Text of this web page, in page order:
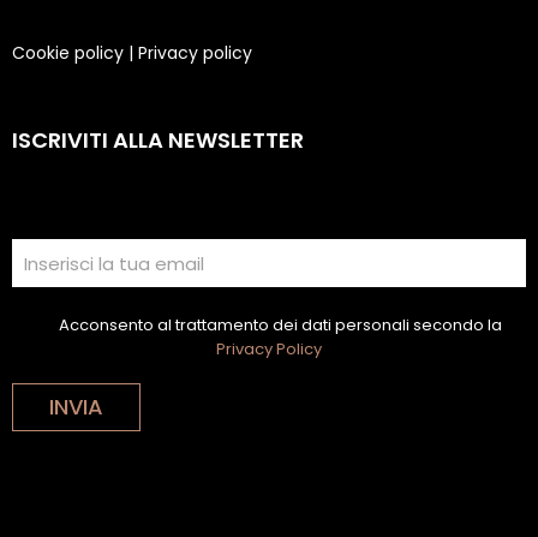
Cookie policy | Privacy policy
ISCRIVITI ALLA NEWSLETTER
Acconsento al trattamento dei dati personali secondo la
Privacy Policy
INVIA